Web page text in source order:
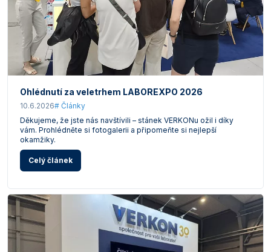
Ohlédnutí za veletrhem LABOREXPO 2026
10.6.2026# Články
Děkujeme, že jste nás navštívili – stánek VERKONu ožil i díky
vám. Prohlédněte si fotogalerii a připomeňte si nejlepší
okamžiky.
Celý článek